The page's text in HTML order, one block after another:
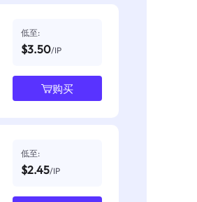
低至:
$3.50/IP
购买
低至:
$2.45/IP